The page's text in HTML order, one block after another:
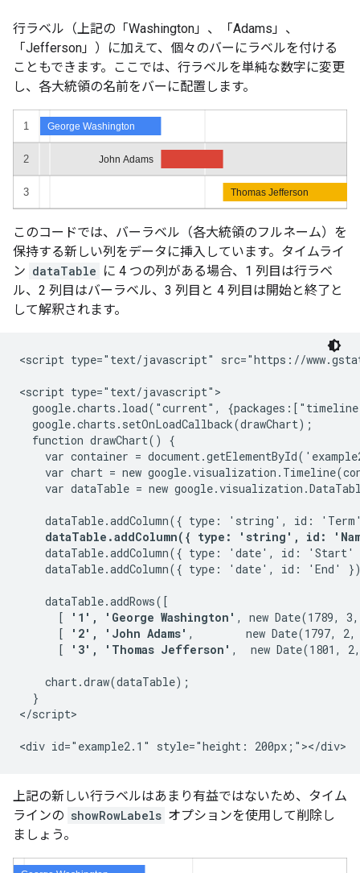
行ラベル（上記の「Washington」、「Adams」、
「Jefferson」）に加えて、個々のバーにラベルを付ける
こともできます。ここでは、行ラベルを単純な数字に変更
し、各大統領の名前をバーに配置します。
このコードでは、バーラベル（各大統領のフルネーム）を
保持する新しい列をデータに挿入しています。タイムライ
ン dataTable に 4 つの列がある場合、1 列目は行ラベ
ル、2 列目はバーラベル、3 列目と 4 列目は開始と終了と
して解釈されます。
<script type="text/javascript" src="https://
<script type="text/javascript">
google.charts.load("current",
  google.charts.setOnLoadCallback(drawChart);
  function drawChart() {
var container =
var chart = new
var dataTable = new
dataTable.addColumn({ type: 'string', id:
dataTable.addColumn({ type: 'string', id:
dataTable.addColumn({ type: 'date', id: 'Start'
dataTable.addColumn({ type: 'date', id: 'End'
    dataTable.addRows([
      [
'1', 'George Washington' , new Date(1789,
      [
'2', 'John Adams' ,        new Date(1797,
      [
'3', 'Thomas Jefferson' ,  new Date(1801,
    chart.draw(dataTable);
  }
</script>
上記の新しい行ラベルはあまり有益ではないため、タイム
ラインの showRowLabels オプションを使用して削除し
ましょう。